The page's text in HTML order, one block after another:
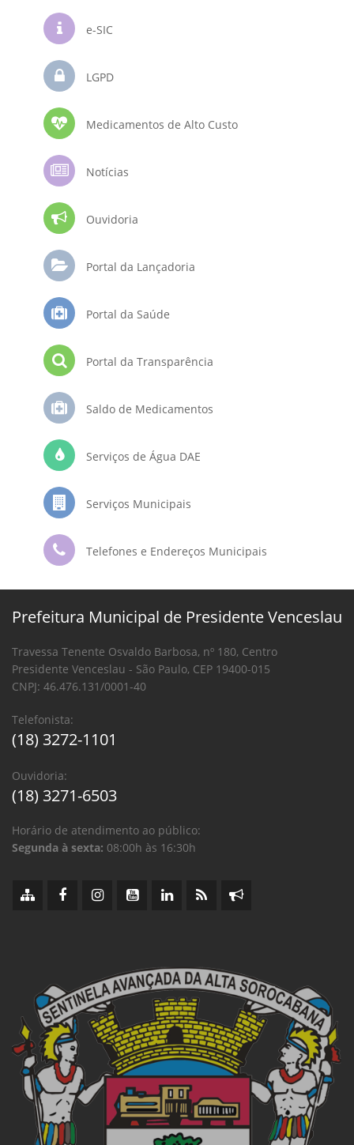
e-SIC
LGPD
Medicamentos de Alto Custo
Notícias
Ouvidoria
Portal da Lançadoria
Portal da Saúde
Portal da Transparência
Saldo de Medicamentos
Serviços de Água DAE
Serviços Municipais
Telefones e Endereços Municipais
Prefeitura Municipal de Presidente Venceslau
Travessa Tenente Osvaldo Barbosa, nº 180, Centro
Presidente Venceslau - São Paulo, CEP 19400-015
CNPJ: 46.476.131/0001-40
Telefonista:
(18) 3272-1101
Ouvidoria:
(18) 3271-6503
Horário de atendimento ao público:
Segunda à sexta: 08:00h às 16:30h